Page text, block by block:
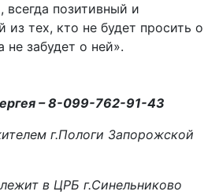
позитивный и
из тех, кто не будет просить о
забудет о ней».
– 8-099-762-91-43
г.Пологи Запорожской
в ЦРБ г.Синельниково